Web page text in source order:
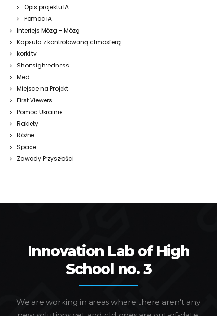
Opis projektu IA
Pomoc IA
Interfejs Mózg – Mózg
Kapsuła z kontrolowaną atmosferą
korki.tv
Shortsightedness
Med
Miejsce na Projekt
First Viewers
Pomoc Ukrainie
Rakiety
Różne
Space
Zawody Przyszłości
Innovation Lab of High
School no. 3
We are working in areas where there aren't any